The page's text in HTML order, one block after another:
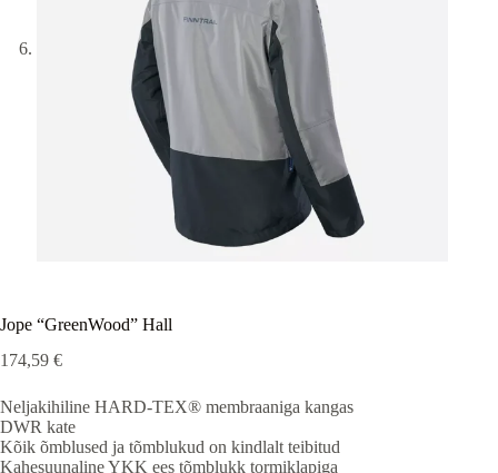
Jope “GreenWood” Hall
174,59 €
Neljakihiline HARD-TEX® membraaniga kangas
DWR kate
Kõik õmblused ja tõmblukud on kindlalt teibitud
Kahesuunaline YKK ees tõmblukk tormiklapiga